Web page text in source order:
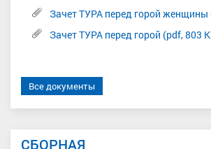
Зачет ТУРА перед горой женщины
Зачет ТУРА перед горой (pdf, 803
Все документы
СБОРНАЯ